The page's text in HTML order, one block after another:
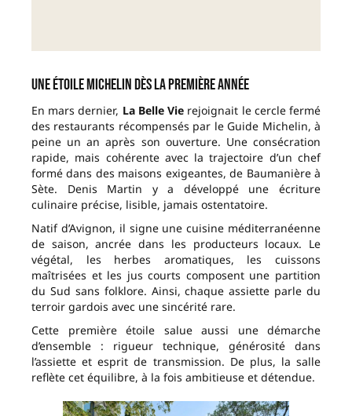
Une étoile Michelin dès la première année
En mars dernier, La Belle Vie rejoignait le cercle fermé
des restaurants récompensés par le Guide Michelin, à
peine un an après son ouverture. Une consécration
rapide, mais cohérente avec la trajectoire d’un chef
formé dans des maisons exigeantes, de Baumanière à
Sète. Denis Martin y a développé une écriture
culinaire précise, lisible, jamais ostentatoire.
Natif d’Avignon, il signe une cuisine méditerranéenne
de saison, ancrée dans les producteurs locaux. Le
végétal, les herbes aromatiques, les cuissons
maîtrisées et les jus courts composent une partition
du Sud sans folklore. Ainsi, chaque assiette parle du
terroir gardois avec une sincérité rare.
Cette première étoile salue aussi une démarche
d’ensemble : rigueur technique, générosité dans
l’assiette et esprit de transmission. De plus, la salle
reflète cet équilibre, à la fois ambitieuse et détendue.